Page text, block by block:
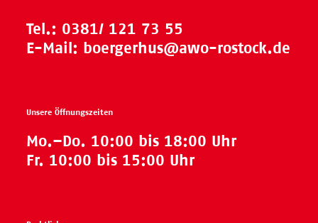
Tel.: 0381/ 121 73 55
E-Mail: boergerhus@awo-rostock.de
Unsere Öffnungszeiten
Mo.–Do. 10:00 bis 18:00 Uhr
Fr. 10:00 bis 15:00 Uhr